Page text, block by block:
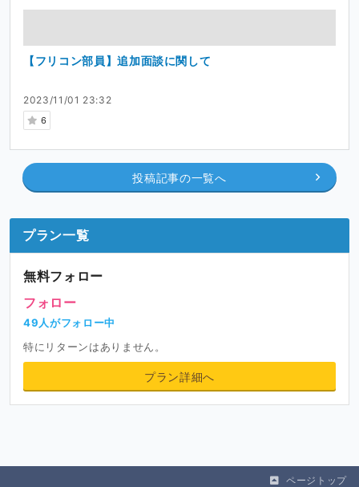
2023/11/01 23:32
6
【フリコン部員】追加面談に関して
投稿記事の一覧へ
プラン一覧
無料フォロー
フォロー
49人がフォロー中
特にリターンはありません。
プラン詳細へ
ページトップ